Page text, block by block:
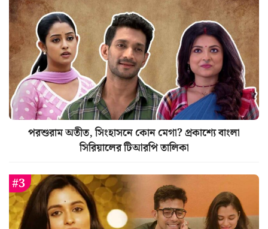
পরশুরাম অতীত, সিংহাসনে কোন মেগা? প্রকাশ্যে বাংলা
সিরিয়ালের টিআরপি তালিকা